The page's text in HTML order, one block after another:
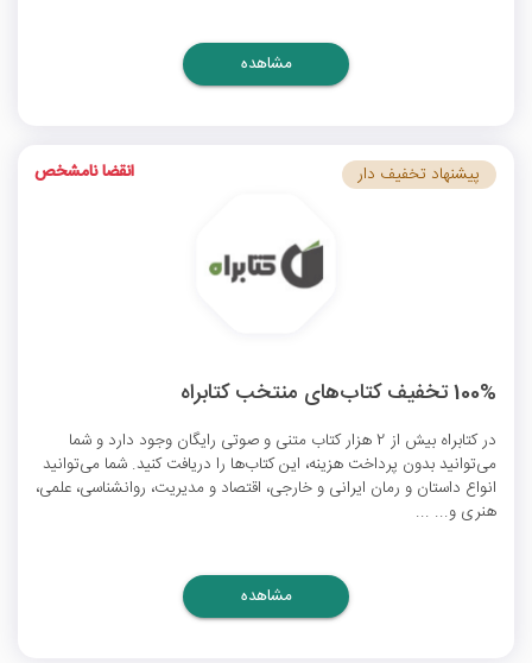
مشاهده
100% تخفیف کتاب‌‌های منتخب کتابراه
در کتابراه بیش از 2 هزار کتاب متنی و صوتی رایگان وجود دارد و شما
می‌توانید بدون پرداخت هزینه، این کتاب‌ها را دریافت کنید. شما می‌توانید
انواع داستان و رمان ایرانی و خارجی، اقتصاد و مدیریت، روانشناسی، علمی،
هنری و... ...
پیشنهاد تخفیف دار انقضا نامشخص
مشاهده